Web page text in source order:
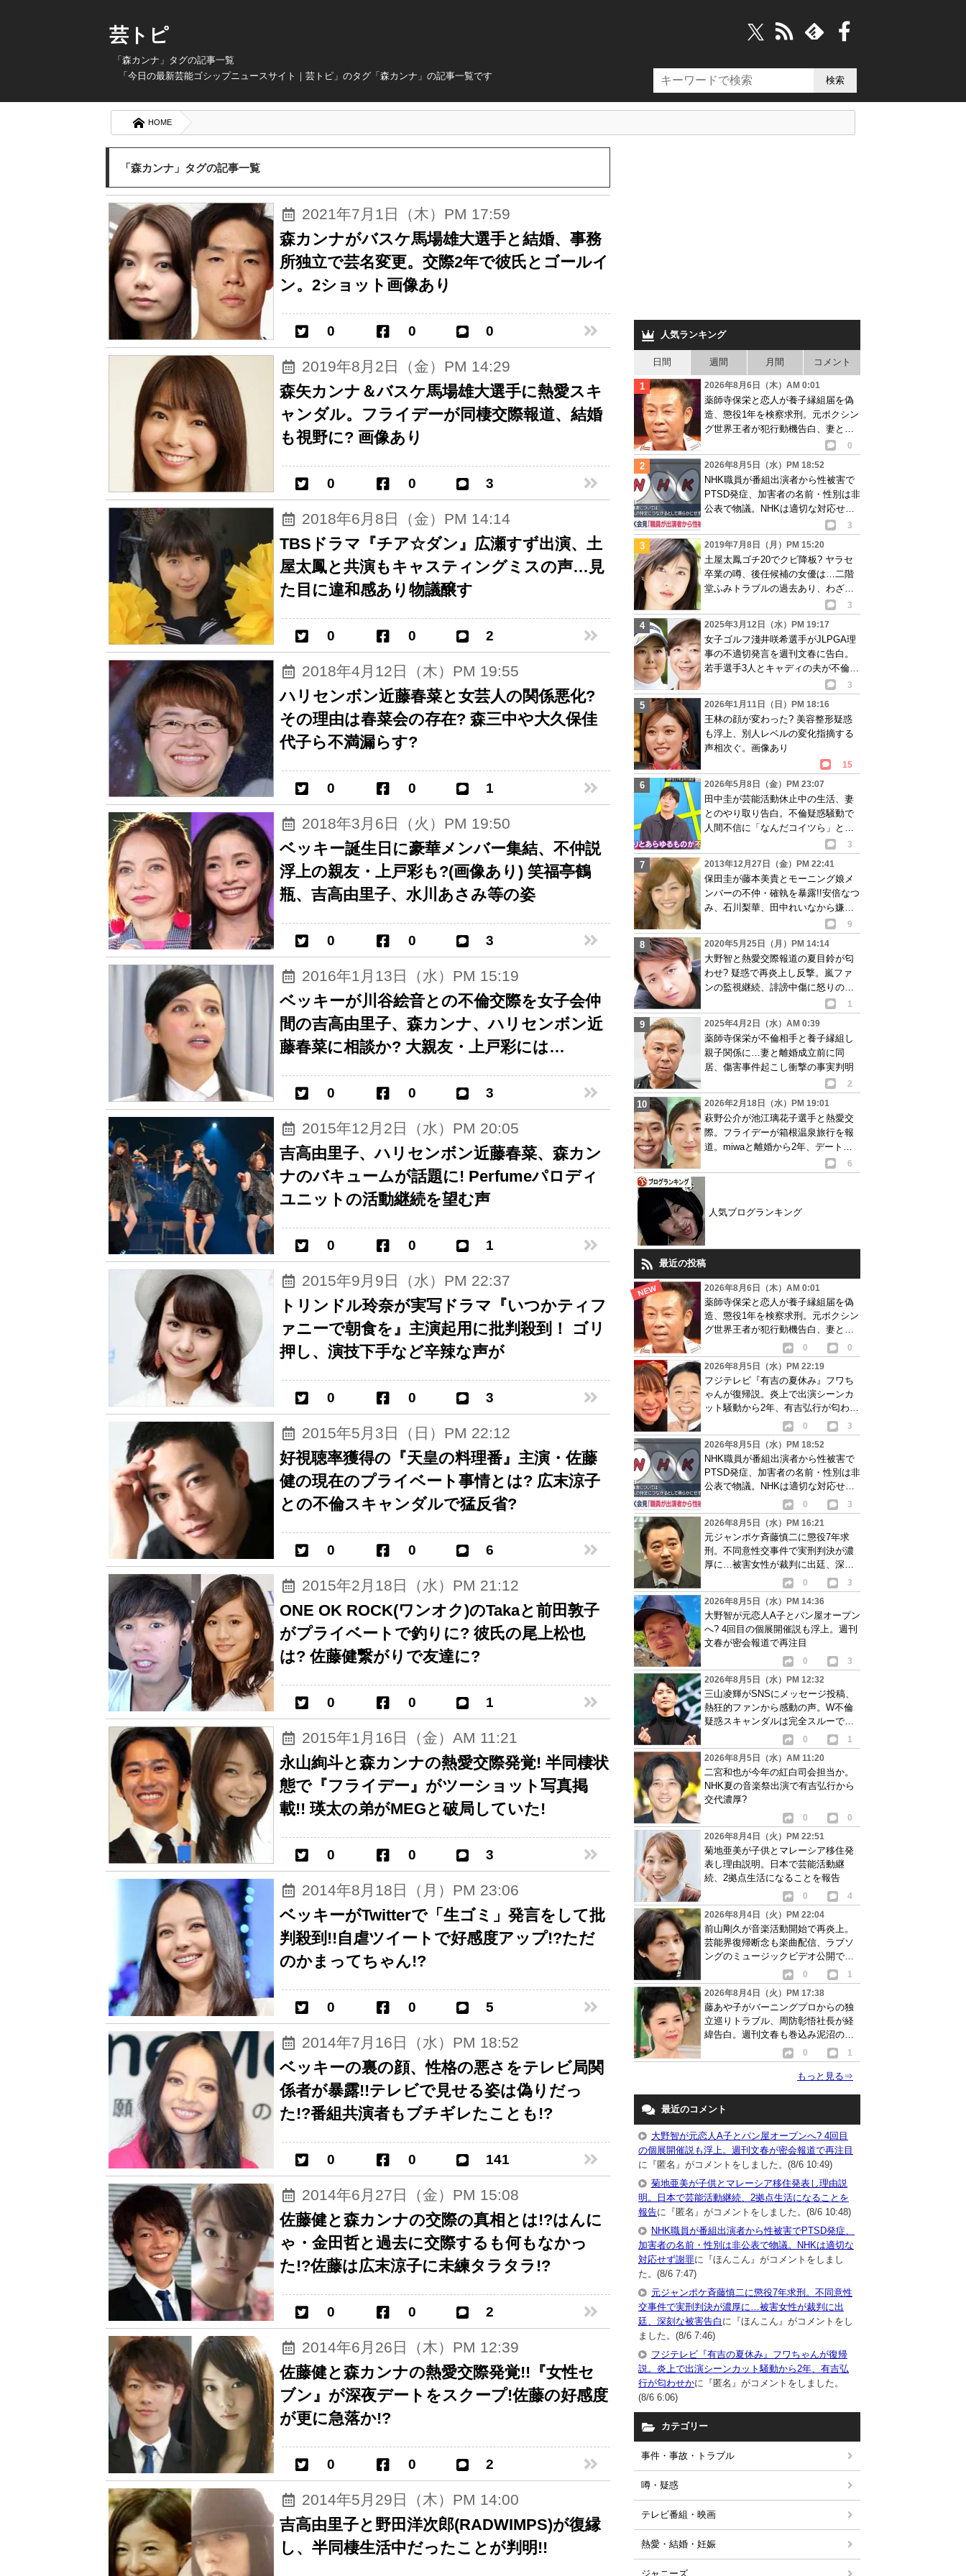
芸トピ
「森カンナ」タグの記事一覧
「今日の最新芸能ゴシップニュースサイト｜芸トピ」のタグ「森カンナ」の記事一覧です
HOME
「森カンナ」タグの記事一覧
2021年7月1日（木）PM 17:59
森カンナがバスケ馬場雄大選手と結婚、事務
所独立で芸名変更。交際2年で彼氏とゴールイ
ン。2ショット画像あり
0 0 0
2019年8月2日（金）PM 14:29
森矢カンナ＆バスケ馬場雄大選手に熱愛スキ
ャンダル。フライデーが同棲交際報道、結婚
も視野に? 画像あり
0 0 3
2018年6月8日（金）PM 14:14
TBSドラマ『チア☆ダン』広瀬すず出演、土
屋太鳳と共演もキャスティングミスの声…見
た目に違和感あり物議醸す
0 0 2
2018年4月12日（木）PM 19:55
ハリセンボン近藤春菜と女芸人の関係悪化?
その理由は春菜会の存在? 森三中や大久保佳
代子ら不満漏らす?
0 0 1
2018年3月6日（火）PM 19:50
ベッキー誕生日に豪華メンバー集結、不仲説
浮上の親友・上戸彩も?(画像あり) 笑福亭鶴
瓶、吉高由里子、水川あさみ等の姿
0 0 3
2016年1月13日（水）PM 15:19
ベッキーが川谷絵音との不倫交際を女子会仲
間の吉高由里子、森カンナ、ハリセンボン近
藤春菜に相談か? 大親友・上戸彩には…
0 0 3
2015年12月2日（水）PM 20:05
吉高由里子、ハリセンボン近藤春菜、森カン
ナのバキュームが話題に! Perfumeパロディ
ユニットの活動継続を望む声
0 0 1
2015年9月9日（水）PM 22:37
トリンドル玲奈が実写ドラマ『いつかティフ
ァニーで朝食を』主演起用に批判殺到！ ゴリ
押し、演技下手など辛辣な声が
0 0 3
2015年5月3日（日）PM 22:12
好視聴率獲得の『天皇の料理番』主演・佐藤
健の現在のプライベート事情とは? 広末涼子
との不倫スキャンダルで猛反省?
0 0 6
2015年2月18日（水）PM 21:12
ONE OK ROCK(ワンオク)のTakaと前田敦子
がプライベートで釣りに? 彼氏の尾上松也
は? 佐藤健繋がりで友達に?
0 0 1
2015年1月16日（金）AM 11:21
永山絢斗と森カンナの熱愛交際発覚! 半同棲状
態で『フライデー』がツーショット写真掲
載!! 瑛太の弟がMEGと破局していた!
0 0 3
2014年8月18日（月）PM 23:06
ベッキーがTwitterで「生ゴミ」発言をして批
判殺到!!自虐ツイートで好感度アップ!?ただ
のかまってちゃん!?
0 0 5
2014年7月16日（水）PM 18:52
ベッキーの裏の顔、性格の悪さをテレビ局関
係者が暴露!!テレビで見せる姿は偽りだっ
た!?番組共演者もブチギレたことも!?
0 0 141
2014年6月27日（金）PM 15:08
佐藤健と森カンナの交際の真相とは!?はんに
ゃ・金田哲と過去に交際するも何もなかっ
た!?佐藤は広末涼子に未練タラタラ!?
0 0 2
2014年6月26日（木）PM 12:39
佐藤健と森カンナの熱愛交際発覚!!『女性セ
ブン』が深夜デートをスクープ!佐藤の好感度
が更に急落か!?
0 0 2
2014年5月29日（木）PM 14:00
吉高由里子と野田洋次郎(RADWIMPS)が復縁
し、半同棲生活中だったことが判明!!
人気ランキング
日間 週間 月間 コメント
2026年8月6日（木）AM 0:01
薬師寺保栄と恋人が養子縁組届を偽
造、懲役1年を検察求刑。元ボクシン
グ世界王者が犯行動機告白、妻と離
0
2026年8月5日（水）PM 18:52
NHK職員が番組出演者から性被害で
PTSD発症、加害者の名前・性別は非
公表で物議。NHKは適切な対応せず
3
2019年7月8日（月）PM 15:20
土屋太鳳ゴチ20でクビ降板? ヤラセ
卒業の噂、後任候補の女優は…二階
堂ふみトラブルの過去あり、わざと
3
2025年3月12日（水）PM 19:17
女子ゴルフ淺井咲希選手がJLPGA理
事の不適切発言を週刊文春に告白。
若手選手3人とキャディの夫が不倫も
3
2026年1月11日（日）PM 18:16
王林の顔が変わった? 美容整形疑惑
も浮上、別人レベルの変化指摘する
声相次ぐ。画像あり
15
2026年5月8日（金）PM 23:07
田中圭が芸能活動休止中の生活、妻
とのやり取り告白。不倫疑惑騒動で
人間不信に「なんだコイツら」とぶ
3
2013年12月27日（金）PM 22:41
保田圭が藤本美貴とモーニング娘メ
ンバーの不仲・確執を暴露!!安倍なつ
み、石川梨華、田中れいなから嫌わ
9
2020年5月25日（月）PM 14:14
大野智と熱愛交際報道の夏目鈴が匂
わせ? 疑惑で再炎上し反撃。嵐ファ
ンの監視継続、誹謗中傷に怒りの反
1
2025年4月2日（水）AM 0:39
薬師寺保栄が不倫相手と養子縁組し
親子関係に…妻と離婚成立前に同
居、傷害事件起こし衝撃の事実判明
2
2026年2月18日（水）PM 19:01
萩野公介が池江璃花子選手と熱愛交
際。フライデーが箱根温泉旅行を報
道。miwaと離婚から2年、デート現
6
人気ブログランキング
最近の投稿
2026年8月6日（木）AM 0:01
薬師寺保栄と恋人が養子縁組届を偽
造、懲役1年を検察求刑。元ボクシン
グ世界王者が犯行動機告白、妻と離
0
0
2026年8月5日（水）PM 22:19
フジテレビ『有吉の夏休み』フワち
ゃんが復帰説。炎上で出演シーンカ
ット騒動から2年、有吉弘行が匂わせ
0
3
2026年8月5日（水）PM 18:52
NHK職員が番組出演者から性被害で
PTSD発症、加害者の名前・性別は非
公表で物議。NHKは適切な対応せず
0
3
2026年8月5日（水）PM 16:21
元ジャンポケ斉藤慎二に懲役7年求
刑。不同意性交事件で実刑判決が濃
厚に…被害女性が裁判に出廷、深刻
0
3
2026年8月5日（水）PM 14:36
大野智が元恋人A子とパン屋オープン
へ? 4回目の個展開催説も浮上。週刊
文春が密会報道で再注目
0
3
2026年8月5日（水）PM 12:32
三山凌輝がSNSにメッセージ投稿、
熱狂的ファンから感動の声。W不倫
疑惑スキャンダルは完全スルーで批
0
1
2026年8月5日（水）AM 11:20
二宮和也が今年の紅白司会担当か。
NHK夏の音楽祭出演で有吉弘行から
交代濃厚?
0
0
2026年8月4日（火）PM 22:51
菊地亜美が子供とマレーシア移住発
表し理由説明。日本で芸能活動継
続、2拠点生活になることを報告
0
4
2026年8月4日（火）PM 22:04
前山剛久が音楽活動開始で再炎上。
芸能界復帰断念も楽曲配信、ラブソ
ングのミュージックビデオ公開で批
0
1
2026年8月4日（火）PM 17:38
藤あや子がバーニングプロからの独
立巡りトラブル、周防彰悟社長が経
緯告白。週刊文春も巻込み泥沼の争
0 1
もっと見る⇒
最近のコメント
大野智が元恋人A子とパン屋オープンへ? 4回目
の個展開催説も浮上。週刊文春が密会報道で再注目
に『匿名』がコメントをしました。(8/6 10:49)
菊地亜美が子供とマレーシア移住発表し理由説
明。日本で芸能活動継続、2拠点生活になることを
報告に『匿名』がコメントをしました。(8/6 10:48)
NHK職員が番組出演者から性被害でPTSD発症、
加害者の名前・性別は非公表で物議。NHKは適切な
対応せず謝罪に『ほんこん』がコメントをしまし
た。(8/6 7:47)
元ジャンポケ斉藤慎二に懲役7年求刑。不同意性
交事件で実刑判決が濃厚に…被害女性が裁判に出
廷、深刻な被害告白 に『ほんこん』がコメントをし
ました。(8/6 7:46)
フジテレビ『有吉の夏休み』フワちゃんが復帰
説。炎上で出演シーンカット騒動から2年、有吉弘
行が匂わせかに『匿名』がコメントをしました。
(8/6 6:06)
カテゴリー
事件・事故・トラブル
噂・疑惑
テレビ番組・映画
熱愛・結婚・妊娠
ジャニーズ